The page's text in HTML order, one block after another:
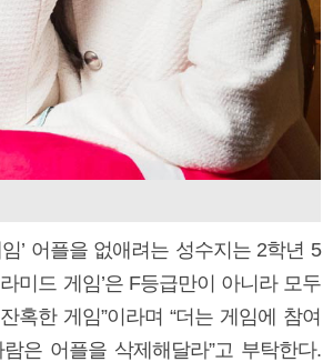
’ 어플을 없애려는 성수지는 2학년 5
미드 게임’은 F등급만이 아니라 모두
혹한 게임”이라며 “더는 게임에 참여
은 어플을 삭제해달라”고 부탁한다.